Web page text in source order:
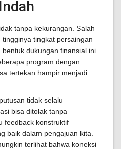
tanpa kekurangan. Salah
tingkat persaingan
dukungan finansial ini.
program dengan
tertekan hampir menjadi
tidak selalu
bisa ditolak tanpa
feedback konstruktif
baik dalam pengajuan kita.
terlihat bahwa koneksi